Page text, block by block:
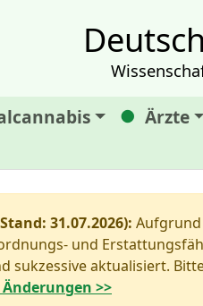
Ärzte
31.07.2026):
und
sukzessive aktualisiert.
>>